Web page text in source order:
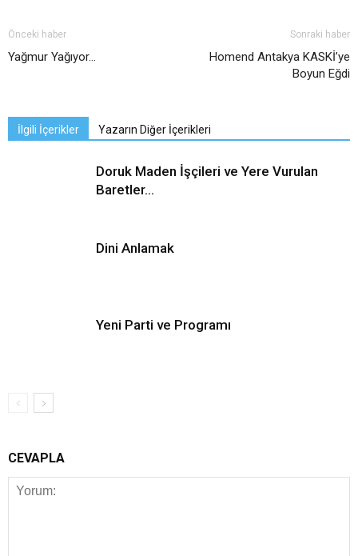
Önceki haber
Yağmur Yağıyor…
Sonraki haber
Homend Antakya KASKİ’ye
Boyun Eğdi
İlgili İçerikler Yazarın Diğer İçerikleri
Doruk Maden İşçileri ve Yere Vurulan
Baretler…
Dini Anlamak
Yeni Parti ve Programı
CEVAPLA